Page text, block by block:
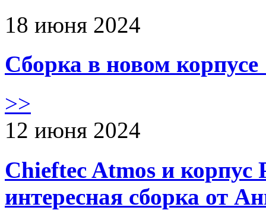
18 июня 2024
Сборка в новом
>>
12 июня 2024
Chieftec Atmos и корпус
интересная сборка от